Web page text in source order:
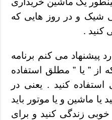
شیک و در روز هایی که
کنید .
پیشنهاد می کنم برنامه
از ” یا ” مطلق استفاده
استفاده کنید . یعنی در
ماشین و یا موتور باید
خوبی زندگی کنید و برای